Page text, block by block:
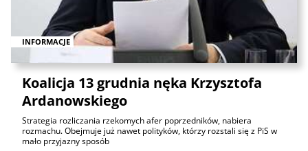
INFORMACJE
Koalicja 13 grudnia nęka Krzysztofa
Ardanowskiego
Strategia rozliczania rzekomych afer poprzedników, nabiera
rozmachu. Obejmuje już nawet polityków, którzy rozstali się z PiS w
mało przyjazny sposób